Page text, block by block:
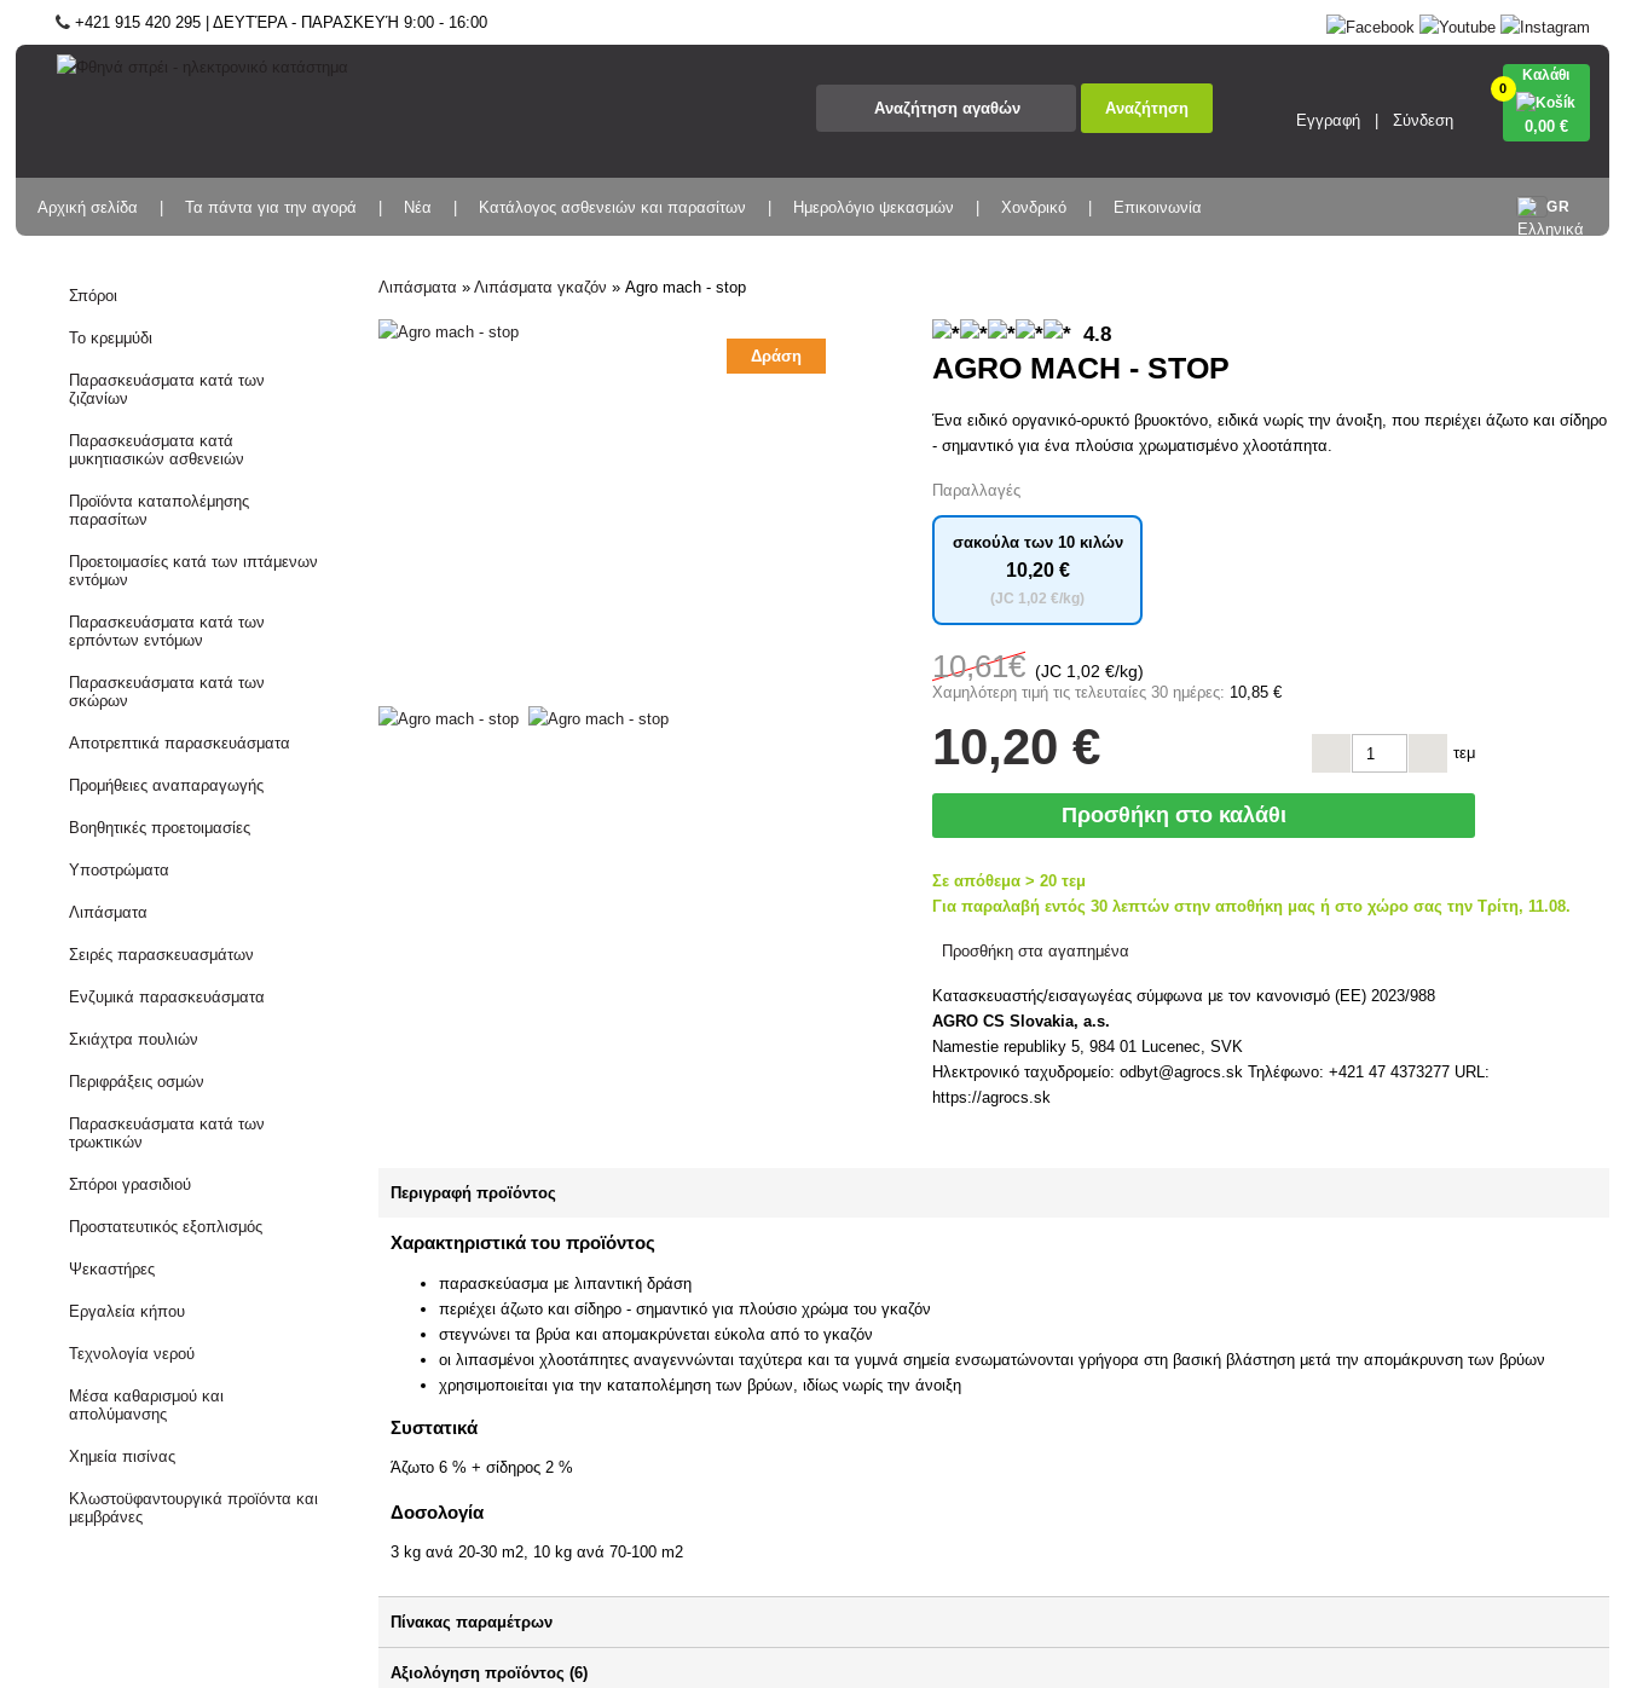
+421 915 420 295 | ΔΕΥΤΈΡΑ - ΠΑΡΑΣΚΕΥΉ 9:00 - 16:00
Αναζήτηση
Εγγραφή Σύνδεση
0
Καλάθι
0,00 €
GR
Αρχική σελίδα Τα πάντα για την αγορά Νέα Κατάλογος ασθενειών και παρασίτων Ημερολόγιο ψεκασμών Χονδρικό Επικοινωνία
Σπόροι
Το κρεμμύδι
Παρασκευάσματα κατά των
ζιζανίων
Παρασκευάσματα κατά
μυκητιασικών ασθενειών
Προϊόντα καταπολέμησης
παρασίτων
Προετοιμασίες κατά των ιπτάμενων
εντόμων
Παρασκευάσματα κατά των
ερπόντων εντόμων
Παρασκευάσματα κατά των
σκώρων
Αποτρεπτικά παρασκευάσματα
Προμήθειες αναπαραγωγής
Βοηθητικές προετοιμασίες
Υποστρώματα
Λιπάσματα
Σειρές παρασκευασμάτων
Ενζυμικά παρασκευάσματα
Σκιάχτρα πουλιών
Περιφράξεις οσμών
Παρασκευάσματα κατά των
τρωκτικών
Σπόροι γρασιδιού
Προστατευτικός εξοπλισμός
Ψεκαστήρες
Εργαλεία κήπου
Τεχνολογία νερού
Μέσα καθαρισμού και
απολύμανσης
Χημεία πισίνας
Κλωστοϋφαντουργικά προϊόντα και
μεμβράνες
Λιπάσματα »Λιπάσματα γκαζόν »Agro mach - stop
Δράση
4.8
AGRO MACH - STOP
Ένα ειδικό οργανικό-ορυκτό βρυοκτόνο, ειδικά νωρίς την άνοιξη, που περιέχει άζωτο και σίδηρο
- σημαντικό για ένα πλούσια χρωματισμένο χλοοτάπητα.
Παραλλαγές
σακούλα των 10 κιλών
10,20 €
(JC 1,02 €/kg)
10,61€ (JC 1,02 €/kg)
Χαμηλότερη τιμή τις τελευταίες 30 ημέρες: 10,85 €
10,20 € τεμ
Προσθήκη στο καλάθι
Σε απόθεμα > 20 τεμ
Για παραλαβή εντός 30 λεπτών στην αποθήκη μας ή στο χώρο σας την Τρίτη, 11.08.
Προσθήκη στα αγαπημένα
Κατασκευαστής/εισαγωγέας σύμφωνα με τον κανονισμό (ΕΕ) 2023/988
AGRO CS Slovakia, a.s.
Namestie republiky 5, 984 01 Lucenec, SVK
Ηλεκτρονικό ταχυδρομείο: odbyt@agrocs.sk Τηλέφωνο: +421 47 4373277 URL:
https://agrocs.sk
Περιγραφή προϊόντος
Χαρακτηριστικά του προϊόντος
παρασκεύασμα με λιπαντική δράση
περιέχει άζωτο και σίδηρο - σημαντικό για πλούσιο χρώμα του γκαζόν
στεγνώνει τα βρύα και απομακρύνεται εύκολα από το γκαζόν
οι λιπασμένοι χλοοτάπητες αναγεννώνται ταχύτερα και τα γυμνά σημεία ενσωματώνονται γρήγορα στη βασική βλάστηση μετά την απομάκρυνση των βρύων
χρησιμοποιείται για την καταπολέμηση των βρύων, ιδίως νωρίς την άνοιξη
Συστατικά
Άζωτο 6 % + σίδηρος 2 %
Δοσολογία
3 kg ανά 20-30 m2, 10 kg ανά 70-100 m2
Πίνακας παραμέτρων
Αξιολόγηση προϊόντος (6)